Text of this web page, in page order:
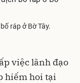
ráp ở Bờ Tây.
việc lãnh đạo
hiếm hoi tại